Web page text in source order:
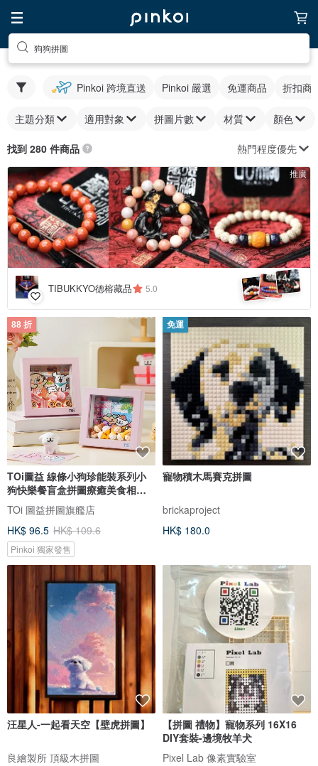
狗狗拼圖
Pinkoi 跨境直送 Pinkoi 嚴選 免運商品 折扣商
主題分類 適用對象 拼圖片數 材質 顏色
找到 280 件商品 熱門程度優先
推廣
TIBUKKYO德榕藏品 5.0 +4
88 折
TOi圖益 線條小狗珍能裝系列小
狗快樂餐盲盒拼圖療癒美食相框
禮物
TOi 圖益拼圖旗艦店
HK$ 96.5 HK$ 109.6
Pinkoi 獨家發售
免運
寵物積木馬賽克拼圖
brickaproject
HK$ 180.0
汪星人-一起看天空【壁虎拼圖】
良繪製所 頂級木拼圖
【拼圖 禮物】寵物系列 16X16
DIY套裝-邊境牧羊犬
Pixel Lab 像素實驗室